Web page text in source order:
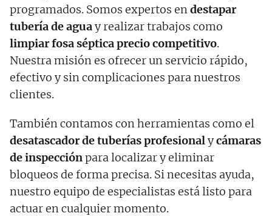
programados. Somos expertos endestapar
tubería de aguay realizar trabajos como
limpiar fosa séptica precio competitivo.
Nuestra misión es ofrecer un servicio rápido,
efectivo y sin complicaciones para nuestros
clientes.
También contamos con herramientas como el
desatascador de tuberías profesionalycámaras
de inspecciónpara localizar y eliminar
bloqueos de forma precisa. Si necesitas ayuda,
nuestro equipo de especialistas está listo para
actuar en cualquier momento.